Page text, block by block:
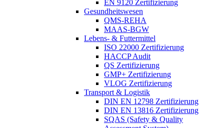
EN 9120 Zertifizierung
Gesundheitswesen
QMS-REHA
MAAS-BGW
Lebens- & Futtermittel
ISO 22000 Zertifizierung
HACCP Audit
QS Zertifizierung
GMP+ Zertifizierung
VLOG Zertifizierung
Transport & Logistik
DIN EN 12798 Zertifizierung
DIN EN 13816 Zertifizierung
SQAS (Safety & Quality